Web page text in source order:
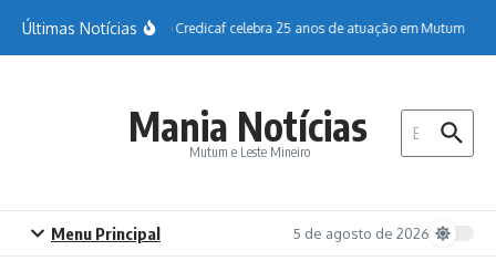
Últimas NotíciasSicoob Credicaf celebra 25 anos de atuação em Mutum
Mania Notícias
Mutum e Leste Mineiro
Procurar por:
Menu Principal 5 de agosto de 2026